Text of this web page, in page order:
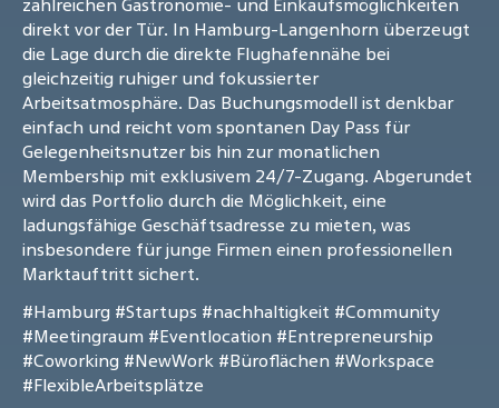
zahlreichen Gastronomie- und Einkaufsmöglichkeiten
direkt vor der Tür. In Hamburg-Langenhorn überzeugt
die Lage durch die direkte Flughafennähe bei
gleichzeitig ruhiger und fokussierter
Arbeitsatmosphäre. Das Buchungsmodell ist denkbar
einfach und reicht vom spontanen Day Pass für
Gelegenheitsnutzer bis hin zur monatlichen
Membership mit exklusivem 24/7-Zugang. Abgerundet
wird das Portfolio durch die Möglichkeit, eine
ladungsfähige Geschäftsadresse zu mieten, was
insbesondere für junge Firmen einen professionellen
Marktauftritt sichert.
#Hamburg #Startups #nachhaltigkeit #Community
#Meetingraum #Eventlocation #Entrepreneurship
#Coworking #NewWork #Büroflächen #Workspace
#FlexibleArbeitsplätze